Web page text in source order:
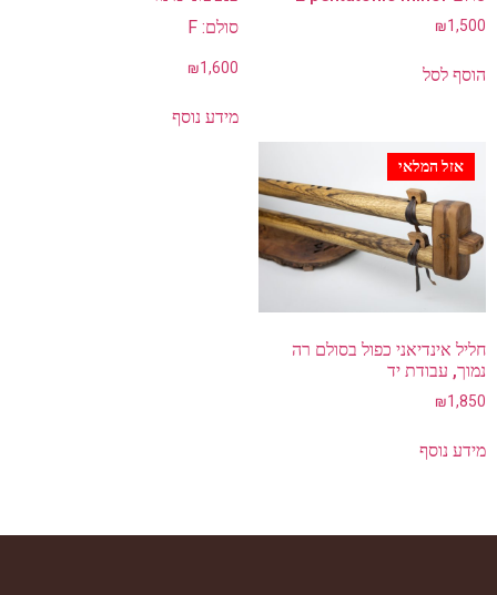
₪1,500
הוסף לסל
סולם: F
₪1,600
מידע נוסף
אזל המלאי
חליל אינדיאני כפול בסולם רה
נמוך, עבודת יד
₪1,850
מידע נוסף